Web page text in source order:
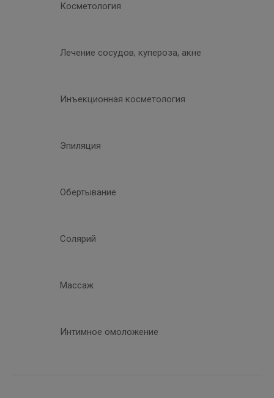
Косметология
Лечение сосудов, купероза, акне
Инъекционная косметология
Эпиляция
Обертывание
Солярий
Массаж
Интимное омоложение